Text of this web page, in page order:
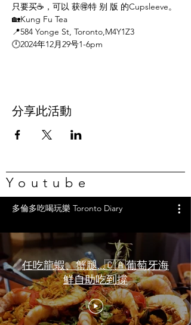
只要买☕️，可以 获🉐️特 别 版 的Cupsleeve。
🏡Kung Fu Tea
📍584 Yonge St, Toronto,M4Y1Z3
🕛2024年12月29号1-6pm
分享此活動
Youtube
多倫多吃喝玩樂 Toronto Diary
任吃龍蝦、蟹腿…🇨🇦葡萄牙海
鮮自助吃到撐